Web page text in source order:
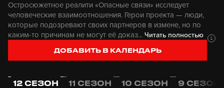
ДОБАВИТЬ В КАЛЕНДАРЬ
Остросюжетное реалити «Опасные связи» исследует
человеческие взаимоотношения. Герои проекта — люди,
которые подозревают своих партнеров в измене, но по
каким-то причинам не могут её доказ... Читать полностью
12 СЕЗОН 11 СЕЗОН 10 СЕЗОН 9 СЕЗОН